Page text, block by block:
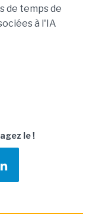
de temps de
à l'IA
le !